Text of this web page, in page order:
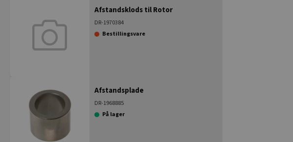
Afstandsklods til Rotor
DR-1970384
Bestillingsvare
Afstandsplade
DR-1968885
På lager